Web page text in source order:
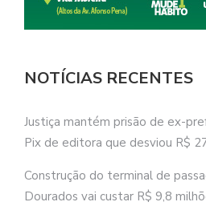
NOTÍCIAS RECENTES
Justiça mantém prisão de ex-
Pix de editora que desviou R$
Construção do terminal de
Dourados vai custar R$ 9,8